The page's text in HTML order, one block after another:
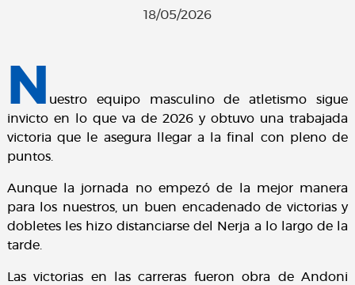
18/05/2026
N
uestro equipo masculino de atletismo sigue
invicto en lo que va de 2026 y obtuvo una trabajada
victoria que le asegura llegar a la final con pleno de
puntos.
Aunque la jornada no empezó de la mejor manera
para los nuestros, un buen encadenado de victorias y
dobletes les hizo distanciarse del Nerja a lo largo de la
tarde.
Las victorias en las carreras fueron obra de Andoni